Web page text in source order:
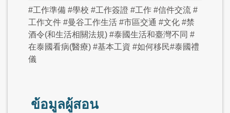
#工作準備 #學校 #工作簽證 #工作 #信件交流 #
工作文件 #曼谷工作生活 #市區交通 #文化 #禁
酒令(和生活相關法規) #泰國生活和臺灣不同 #
在泰國看病(醫療) #基本工資 #如何移民#泰國禮
儀
ข้อมูลผู้สอน